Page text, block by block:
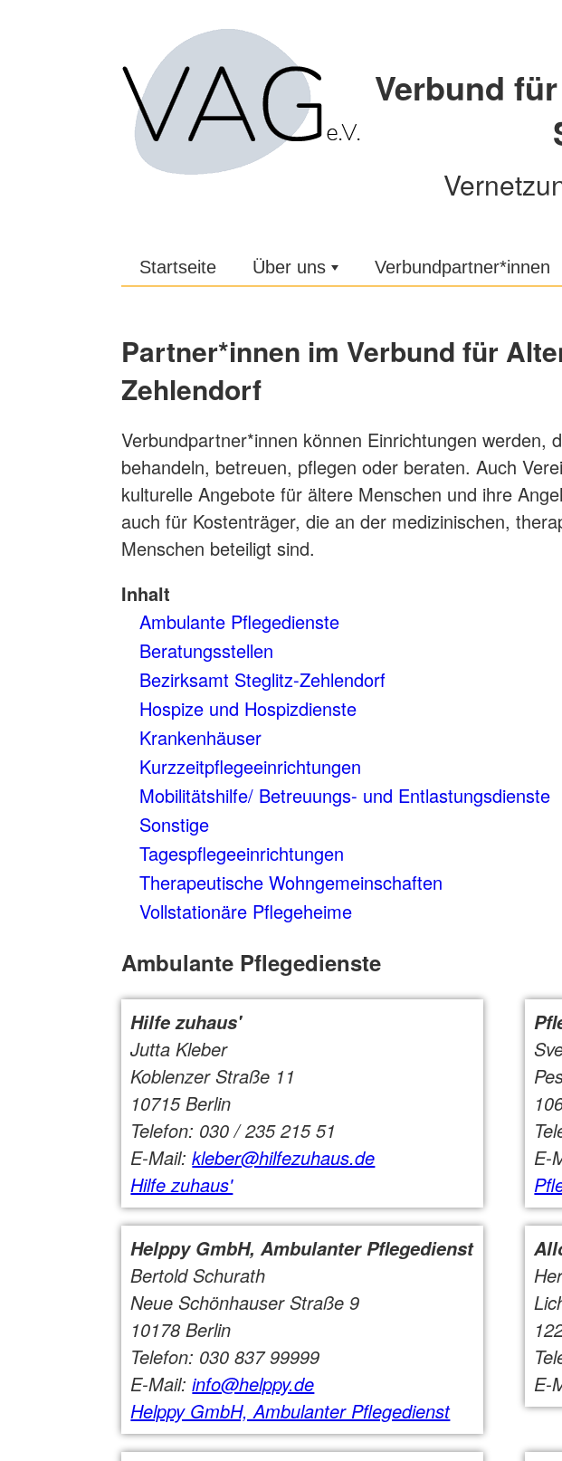
Zum Hauptinhalt der Seite springen
Verbund
Startseite Über uns Verbundpartner*innen
Partner*innen im Verbund für
Zehlendorf
Verbundpartner*innen können Einrichtungen
behandeln, betreuen, pflegen oder beraten. Auch
kulturelle Angebote für ältere Menschen und ihre
auch für Kostenträger, die an der medizinischen,
Menschen beteiligt sind.
Inhalt
Ambulante Pflegedienste
Beratungsstellen
Bezirksamt Steglitz-Zehlendorf
Hospize und Hospizdienste
Krankenhäuser
Kurzzeitpflegeeinrichtungen
Mobilitätshilfe/ Betreuungs- und Entlastungsdienste
Sonstige
Tagespflegeeinrichtungen
Therapeutische Wohngemeinschaften
Vollstationäre Pflegeheime
Ambulante Pflegedienste
Hilfe zuhaus'
Jutta Kleber
Koblenzer Straße 11
10715 Berlin
Telefon: 030 / 235 215 51
E-Mail:kleber@hilfezuhaus.de
Hilfe zuhaus'
E-
Helppy GmbH, Ambulanter Pflegedienst
Bertold Schurath
Neue Schönhauser Straße 9
10178 Berlin
Telefon: 030 837 99999
E-Mail:info@helppy.de
Helppy GmbH, Ambulanter Pflegedienst
E-